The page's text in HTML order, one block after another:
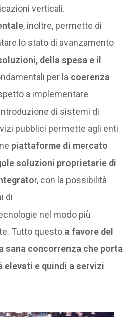
verticali.
, inoltre, permette di
lo stato di avanzamento
della spesa e il
per la coerenza
a implementare
di sistemi di
pubblici permette agli enti
piattaforme di mercato
soluzioni proprietarie di
r, con la possibilità
di
nel modo più
Tutto questo a favore del
sana concorrenza che porta
elevati e quindi a servizi